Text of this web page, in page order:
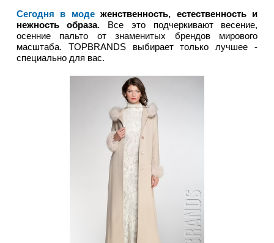
Сегодня в модеженственность, естественность и
нежность образа. Все это подчеркивают весение,
осенние пальто от знаменитых брендов мирового
масштаба. TOPBRANDS выбирает только лучшее -
специально для вас.